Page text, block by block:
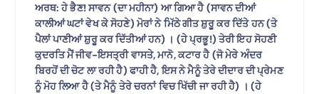
ਅਰਥ: ਹੇ ਭੈਣ! ਸਾਵਨ (ਦਾ ਮਹੀਨਾ) ਆ ਗਿਆ ਹੈ (ਸਾਵਨ ਦੀਆਂ
ਕਾਲੀਆਂ ਘਟਾਂ ਵੇਖ ਕੇ ਸੋਹਣੇ) ਮੋਰਾਂ ਨੇ ਮਿੱਠੇ ਗੀਤ ਸ਼ੁਰੂ ਕਰ ਦਿੱਤੇ ਹਨ (ਤੇ
ਪੈਲਾਂ ਪਾਣੀਆਂ ਸ਼ੁਰੂ ਕਰ ਦਿੱਤੀਆਂ ਹਨ) । (ਹੇ ਪ੍ਰਭੂ!) ਤੇਰੀ ਇਹ ਸੋਹਣੀ
ਕੁਦਰਤਿ ਮੈਂ ਜੀਵ-ਇਸਤ੍ਰੀ ਵਾਸਤੇ, ਮਾਨੋ, ਕਟਾਰ ਹੈ (ਜੋ ਮੇਰੇ ਅੰਦਰ
ਬਿਰਹੋਂ ਦੀ ਚੋਟ ਲਾ ਰਹੀ ਹੈ) ਫਾਹੀ ਹੈ, ਇਸ ਨੇ ਮੈਨੂੰ ਤੇਰੇ ਦੀਦਾਰ ਦੀ ਪ੍ਰੇਮਣ
ਨੂੰ ਮੋਹ ਲਿਆ ਹੈ (ਤੇ ਮੈਨੂੰ ਤੇਰੇ ਚਰਨਾਂ ਵਿਚ ਖਿੱਚੀ ਜਾ ਰਹੀ ਹੈ) । (ਹੇ